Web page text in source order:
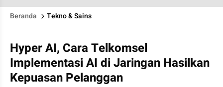
Beranda Tekno & Sains
Hyper AI, Cara Telkomsel
Implementasi AI di Jaringan Hasilkan
Kepuasan Pelanggan